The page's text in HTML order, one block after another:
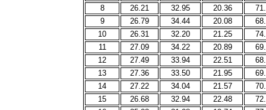
8
26.21 32.95 20.36
9
26.79 34.44 20.08
10
26.31 32.20 21.25
11
27.09 34.22 20.89
12
27.49 33.94 22.51
13
27.36 33.50 21.95
14
27.22 34.04 21.57
15
26.68 32.94 22.48